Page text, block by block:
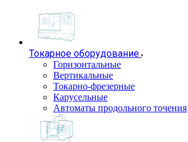
Токарное оборудование
Горизонтальные
Вертикальные
Токарно-фрезерные
Карусельные
Автоматы продольного точения